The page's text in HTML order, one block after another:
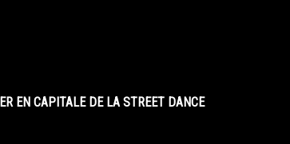
EN CAPITALE DE LA STREET DANCE